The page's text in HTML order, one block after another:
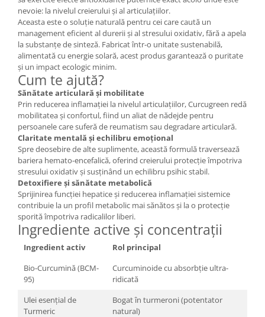
nevoie: la nivelul creierului și al articulațiilor.
Aceasta este o soluție naturală pentru cei care caută un
management eficient al durerii și al stresului oxidativ, fără a apela
la substanțe de sinteză. Fabricat într-o unitate sustenabilă,
alimentată cu energie solară, acest produs garantează o puritate
și un impact ecologic minim.
Cum te ajută?
Sănătate articulară și mobilitate
Prin reducerea inflamației la nivelul articulațiilor, Curcugreen redă
mobilitatea și confortul, fiind un aliat de nădejde pentru
persoanele care suferă de reumatism sau degradare articulară.
Claritate mentală și echilibru emoțional
Spre deosebire de alte suplimente, această formulă traversează
bariera hemato-encefalică, oferind creierului protecție împotriva
stresului oxidativ și susținând un echilibru psihic stabil.
Detoxifiere și sănătate metabolică
Sprijinirea funcției hepatice și reducerea inflamației sistemice
contribuie la un profil metabolic mai sănătos și la o protecție
sporită împotriva radicalilor liberi.
Ingrediente active și concentrații
Ingredient activ
Rol principal
Bio-Curcumină (BCM-
95)
Curcuminoide cu absorbție ultra-
ridicată
Ulei esențial de
Turmeric
Bogat în turmeroni (potentator
natural)